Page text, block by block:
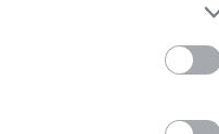
da tesori preziosi:
pretzel, carne arrosto,
poesie e racconti
innumerevoli stili e